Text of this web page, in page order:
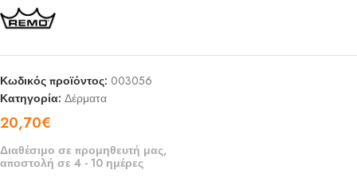
Κωδικός προϊόντος: 003056
Κατηγορία: Δέρματα
20,70€
Διαθέσιμο σε προμηθευτή μας,
αποστολή σε 4 - 10 ημέρες